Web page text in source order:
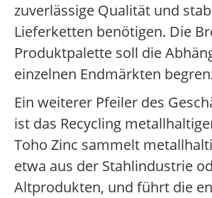
zuverlässige Qualität und
Lieferketten benötigen. Die
Produktpalette soll die
einzelnen Endmärkten
Ein weiterer Pfeiler des
ist das Recycling
Toho Zinc sammelt
etwa aus der Stahlindustrie
Altprodukten, und führt die